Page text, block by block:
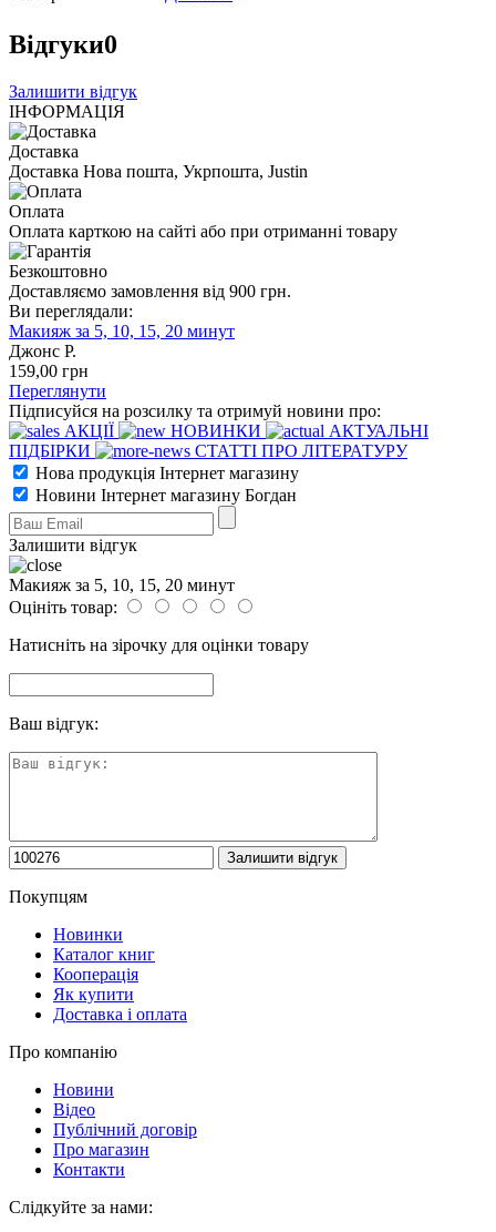
Відгуки0
Залишити відгук
ІНФОРМАЦІЯ
Доставка
Доставка Нова пошта, Укрпошта, Justin
Оплата
Оплата карткою на сайті або при отриманні товару
Безкоштовно
Доставляємо замовлення від 900 грн.
Ви переглядали:
Макияж за 5, 10, 15, 20 минут
Джонс Р.
159,00 грн
Переглянути
Підписуйся на розсилку та отримуй новини про:
АКЦІЇ
НОВИНКИ
АКТУАЛЬНІ
ПІДБІРКИ
СТАТТІ ПРО ЛІТЕРАТУРУ
Нова продукція Інтернет магазину
Новини Інтернет магазину Богдан
Залишити відгук
Макияж за 5, 10, 15, 20 минут
Оцініть товар:
Натисніть на зірочку для оцінки товару
Ваш відгук:
Покупцям
Новинки
Каталог книг
Кооперація
Як купити
Доставка і оплата
Про компанію
Новини
Відео
Публічний договір
Про магазин
Контакти
Слідкуйте за нами: